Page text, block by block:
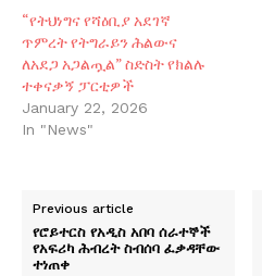
“የትህነግና የሻዕቢያ አደገኛ
ጥምረት የትግራይን ሕልውና
ለአደጋ አጋልጧል” ስድስት የክልሉ
ተቀናቃኝ ፓርቲዎች
January 22, 2026
In "News"
Previous article
የሮይተርስ የአዲስ አበባ ሰራተኞች
የአፍሪካ ሕብረት ስብሰባ ፈቃዳቸው
ተነጠቀ